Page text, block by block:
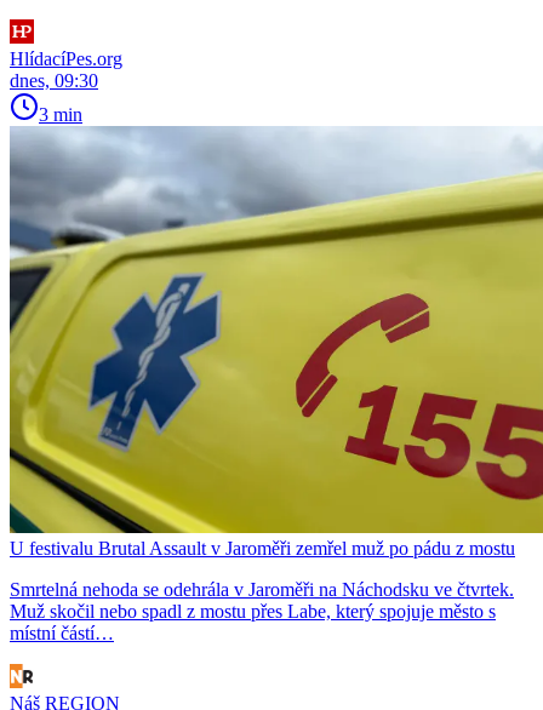
HlídacíPes.org
dnes, 09:30
3 min
U festivalu Brutal Assault v Jaroměři zemřel muž po pádu z mostu
Smrtelná nehoda se odehrála v Jaroměři na Náchodsku ve čtvrtek.
Muž skočil nebo spadl z mostu přes Labe, který spojuje město s
místní částí…
Náš REGION